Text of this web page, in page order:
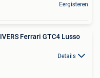
Eergisteren
Ferrari GTC4 Lusso
Details